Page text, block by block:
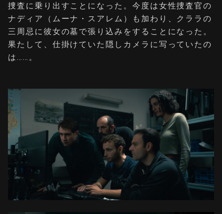
捜査に乗り出すことになった。今度は女性捜査官の
ナディア（ムーナ・スアレム）も加わり、クララの
三周忌に彼女の墓で張り込みをすることになった。
果たして、仕掛けていた隠しカメラに写っていたの
は……。